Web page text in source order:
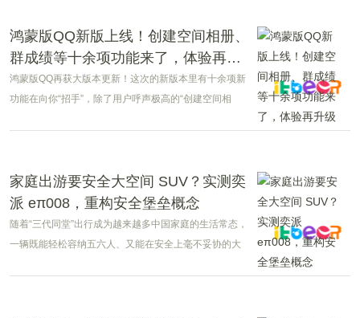
鸿蒙版QQ新版上线！创建空间相册、
群成绩等十余项功能来了，体验再升
级
鸿蒙版QQ再获大版本更新！这次的新版本里有十余项新
功能在向你“招手”，除了用户呼声极高的“创建空间相
验。
家庭出游要安全大空间 SUV？实测奕
派 eπ008，重构安全堡垒概念
随着“三代同堂”出行成为越来越多中国家庭的生活常态，
一辆既能轻松容纳五六人、又能在安全上毫不妥协的大